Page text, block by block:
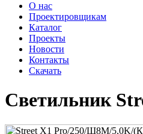
О нас
Проектировщикам
Каталог
Проекты
Новости
Контакты
Скачать
Светильник